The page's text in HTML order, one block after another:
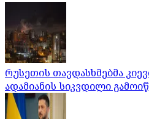
რუსეთის თავდასხმებმა
ადამიანის სიკვდილი